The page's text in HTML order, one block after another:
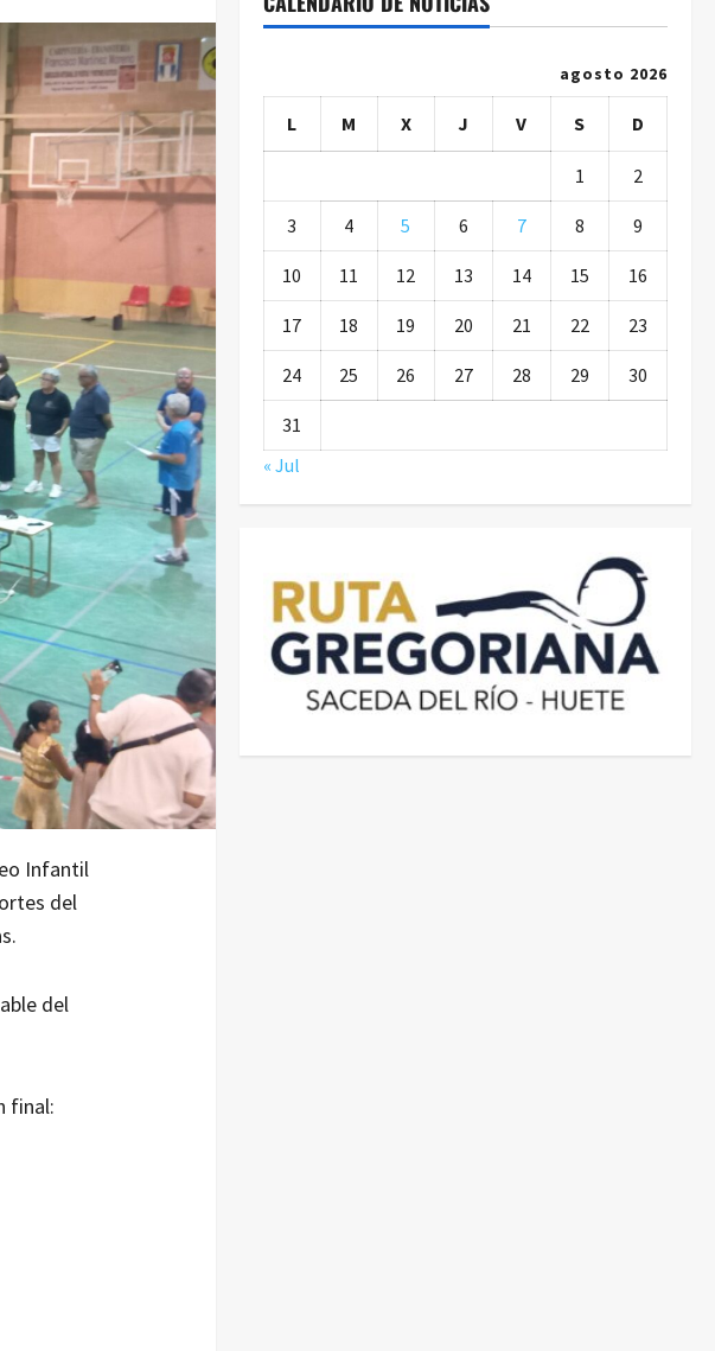
Infantil
del
del
final:
agosto 2026
L M X J V S D
1 2
3 4 5 6 7 8 9
10 11 12 13 14 15 16
17 18 19 20 21 22 23
24 25 26 27 28 29 30
31
« Jul